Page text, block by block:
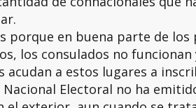
porque en buena parte de los
los consulados no funcionan
acudan a estos lugares a
Electoral no ha